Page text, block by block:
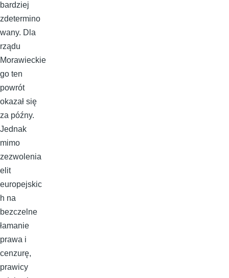
bardziej
zdetermino
wany. Dla
rządu
Morawieckie
go ten
powrót
okazał się
za późny.
Jednak
mimo
zezwolenia
elit
europejskic
h na
bezczelne
łamanie
prawa i
cenzurę,
prawicy